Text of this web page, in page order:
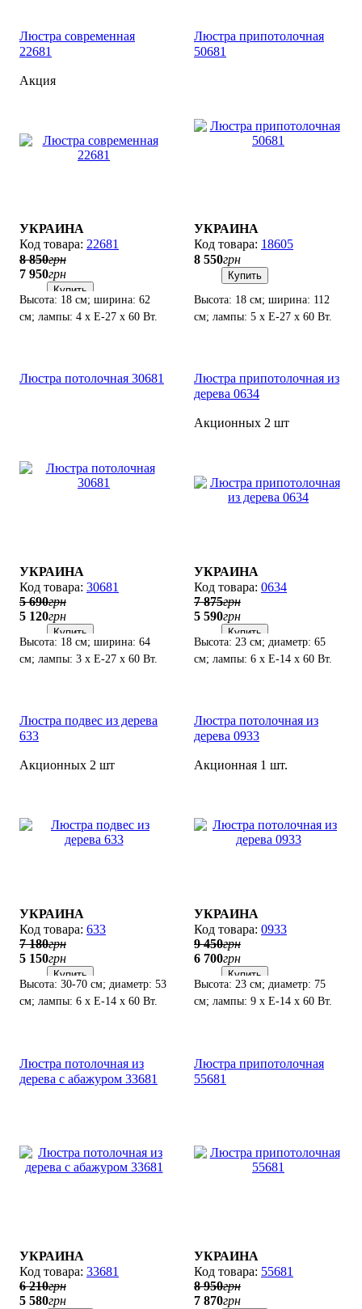
Люстра современная
22681
Акция
УКРАИНА
22681
8 850грн
7 950грн
Купить
Высота: 18 см; ширина: 62
см; лампы: 4 х Е-27 х 60 Вт.
Люстра припотолочная
50681
УКРАИНА
18605
8 550грн
Купить
Высота: 18 см; ширина: 112
см; лампы: 5 х Е-27 х 60 Вт.
Люстра потолочная 30681
УКРАИНА
30681
5 690грн
5 120грн
Купить
Высота: 18 см; ширина: 64
см; лампы: 3 х Е-27 х 60 Вт.
Люстра припотолочная из
дерева 0634
Акционных 2 шт
УКРАИНА
0634
7 875грн
5 590грн
Купить
Высота: 23 см; диаметр: 65
см; лампы: 6 х Е-14 х 60 Вт.
Люстра подвес из дерева
633
Акционных 2 шт
УКРАИНА
633
7 180грн
5 150грн
Купить
Высота: 30-70 см; диаметр: 53
см; лампы: 6 х Е-14 х 60 Вт.
Люстра потолочная из
дерева 0933
Акционная 1 шт.
УКРАИНА
0933
9 450грн
6 700грн
Купить
Высота: 23 см; диаметр: 75
см; лампы: 9 х Е-14 х 60 Вт.
Люстра потолочная из
дерева с абажуром 33681
УКРАИНА
33681
6 210грн
5 580грн
Люстра припотолочная
55681
УКРАИНА
55681
8 950грн
7 870грн